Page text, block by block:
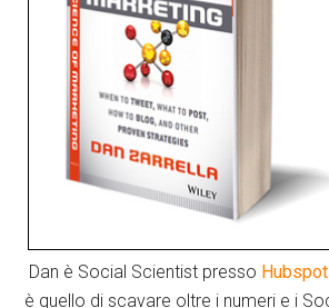
Dan è Social Scientist presso Hubspot
è quello di scavare oltre i numeri e i